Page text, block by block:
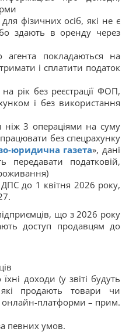
фізичних осіб, які не є
здають в оренду через
агента покладаються на
і сплатити податок
рік без реєстрації ФОП,
і без використання
ніж 3 операціями на суму
без спецрахунку
юридична газета», дані
передавати податковій,
до 1 квітня 2026 року,
що з 2026 року
доступ продавцям до
доходи (у звіті будуть
продають товари чи
онлайн-платформи – прим.
певних умов.